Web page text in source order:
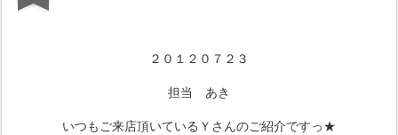
２０１２０７２３
担当 あき
いつもご来店頂いているＹさんのご紹介ですっ★